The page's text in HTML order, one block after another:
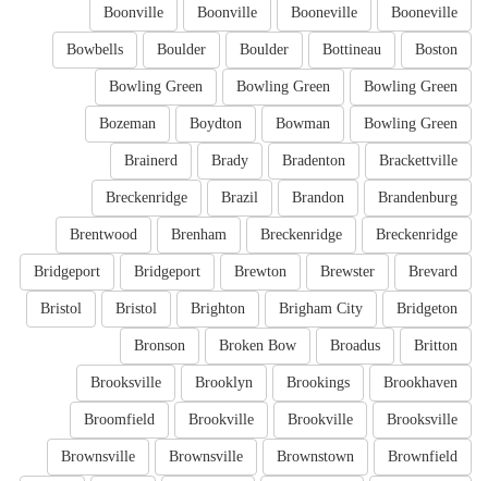
Booneville
Booneville
Boonville
Boonville
Boston
Bottineau
Boulder
Boulder
Bowbells
Bowling Green
Bowling Green
Bowling Green
Bowling Green
Bowman
Boydton
Bozeman
Brackettville
Bradenton
Brady
Brainerd
Brandenburg
Brandon
Brazil
Breckenridge
Breckenridge
Breckenridge
Brenham
Brentwood
Brevard
Brewster
Brewton
Bridgeport
Bridgeport
Bridgeton
Brigham City
Brighton
Bristol
Bristol
Britton
Broadus
Broken Bow
Bronson
Brookhaven
Brookings
Brooklyn
Brooksville
Brooksville
Brookville
Brookville
Broomfield
Brownfield
Brownstown
Brownsville
Brownsville